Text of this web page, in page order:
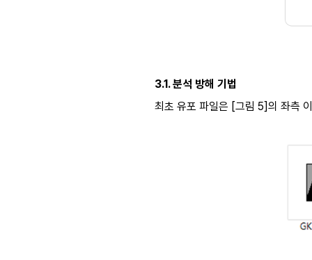
3.1.분석 방해 기법
최초 유포 파일은 [그림 5]의 좌측